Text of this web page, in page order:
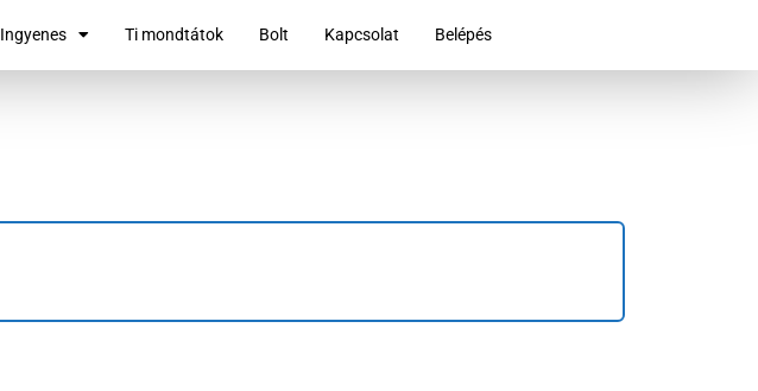
Ingyenes Ti mondtátok Bolt Kapcsolat Belépés